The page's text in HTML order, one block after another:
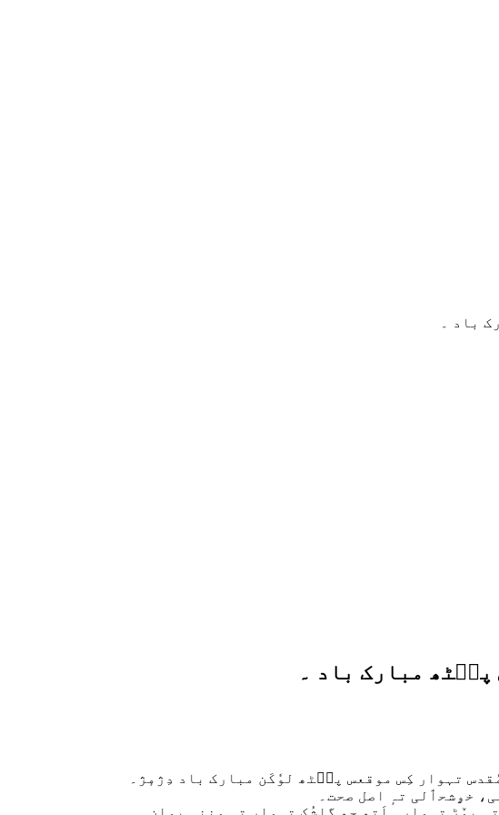
باد ۔
پٮ۪ٹھ مبارک باد ۔
تہوار کِس موقعس پٮ۪ٹھ لوٗکَن مبارک باد دِژمٕژ۔
خۄشحٲلی تہٕ اصل صحت۔
بوٚڑ تہوار۔ اَتھ چھِ گاشُک تہوار تہِ وننہٕ یِوان۔